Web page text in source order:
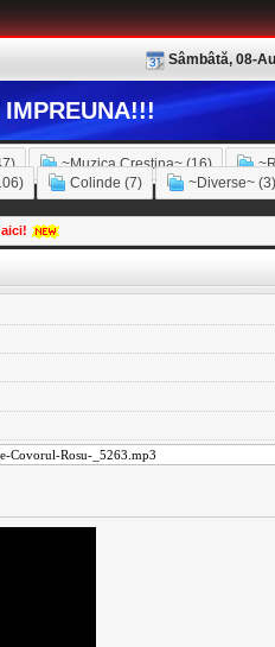
Sâmbâtă, 08-
IMPREUNA!!!
~Muzica Crestina~ (16)
Colinde (7) ~Diverse~ (3)